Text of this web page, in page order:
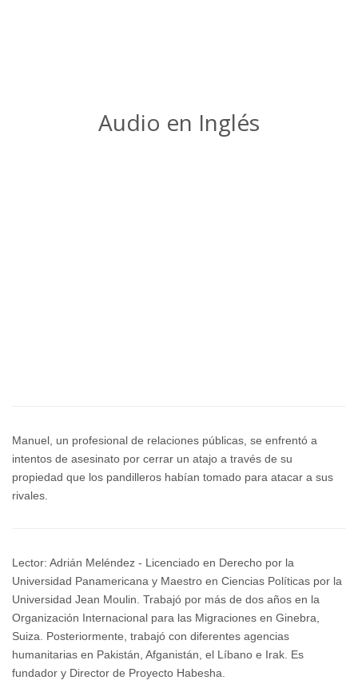
Audio en Inglés
Manuel, un profesional de relaciones públicas, se enfrentó a
intentos de asesinato por cerrar un atajo a través de su
propiedad que los pandilleros habían tomado para atacar a sus
rivales.
Lector: Adrián Meléndez - Licenciado en Derecho por la
Universidad Panamericana y Maestro en Ciencias Políticas por la
Universidad Jean Moulin. Trabajó por más de dos años en la
Organización Internacional para las Migraciones en Ginebra,
Suiza. Posteriormente, trabajó con diferentes agencias
humanitarias en Pakistán, Afganistán, el Líbano e Irak. Es
fundador y Director de Proyecto Habesha.